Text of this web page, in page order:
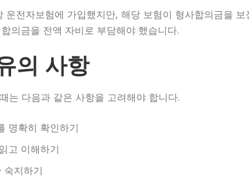
운전자보험에 가입했지만, 해당 보험이 형사합의금을
의금을 전액 자비로 부담해야 했습니다.
의 사항
는 다음과 같은 사항을 고려해야 합니다.
명확히 확인하기
고 이해하기
숙지하기